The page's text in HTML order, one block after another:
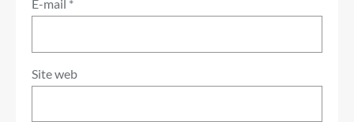
E-mail *
Site web